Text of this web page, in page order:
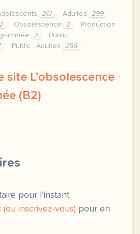
261 Adultes
299
Obsolescence 2
Production
2
Public :
Public : Adultes 256
site L’obsolescence
(B2)
pour l’instant.
inscrivez-vous) pour en